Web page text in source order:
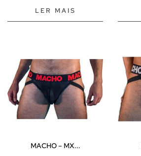
LER MAIS
MACHO – MX...